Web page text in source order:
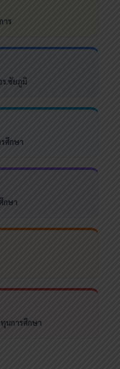
าร
ร.ชัยภูมิ
ศึกษา
กษา
นการศึกษา